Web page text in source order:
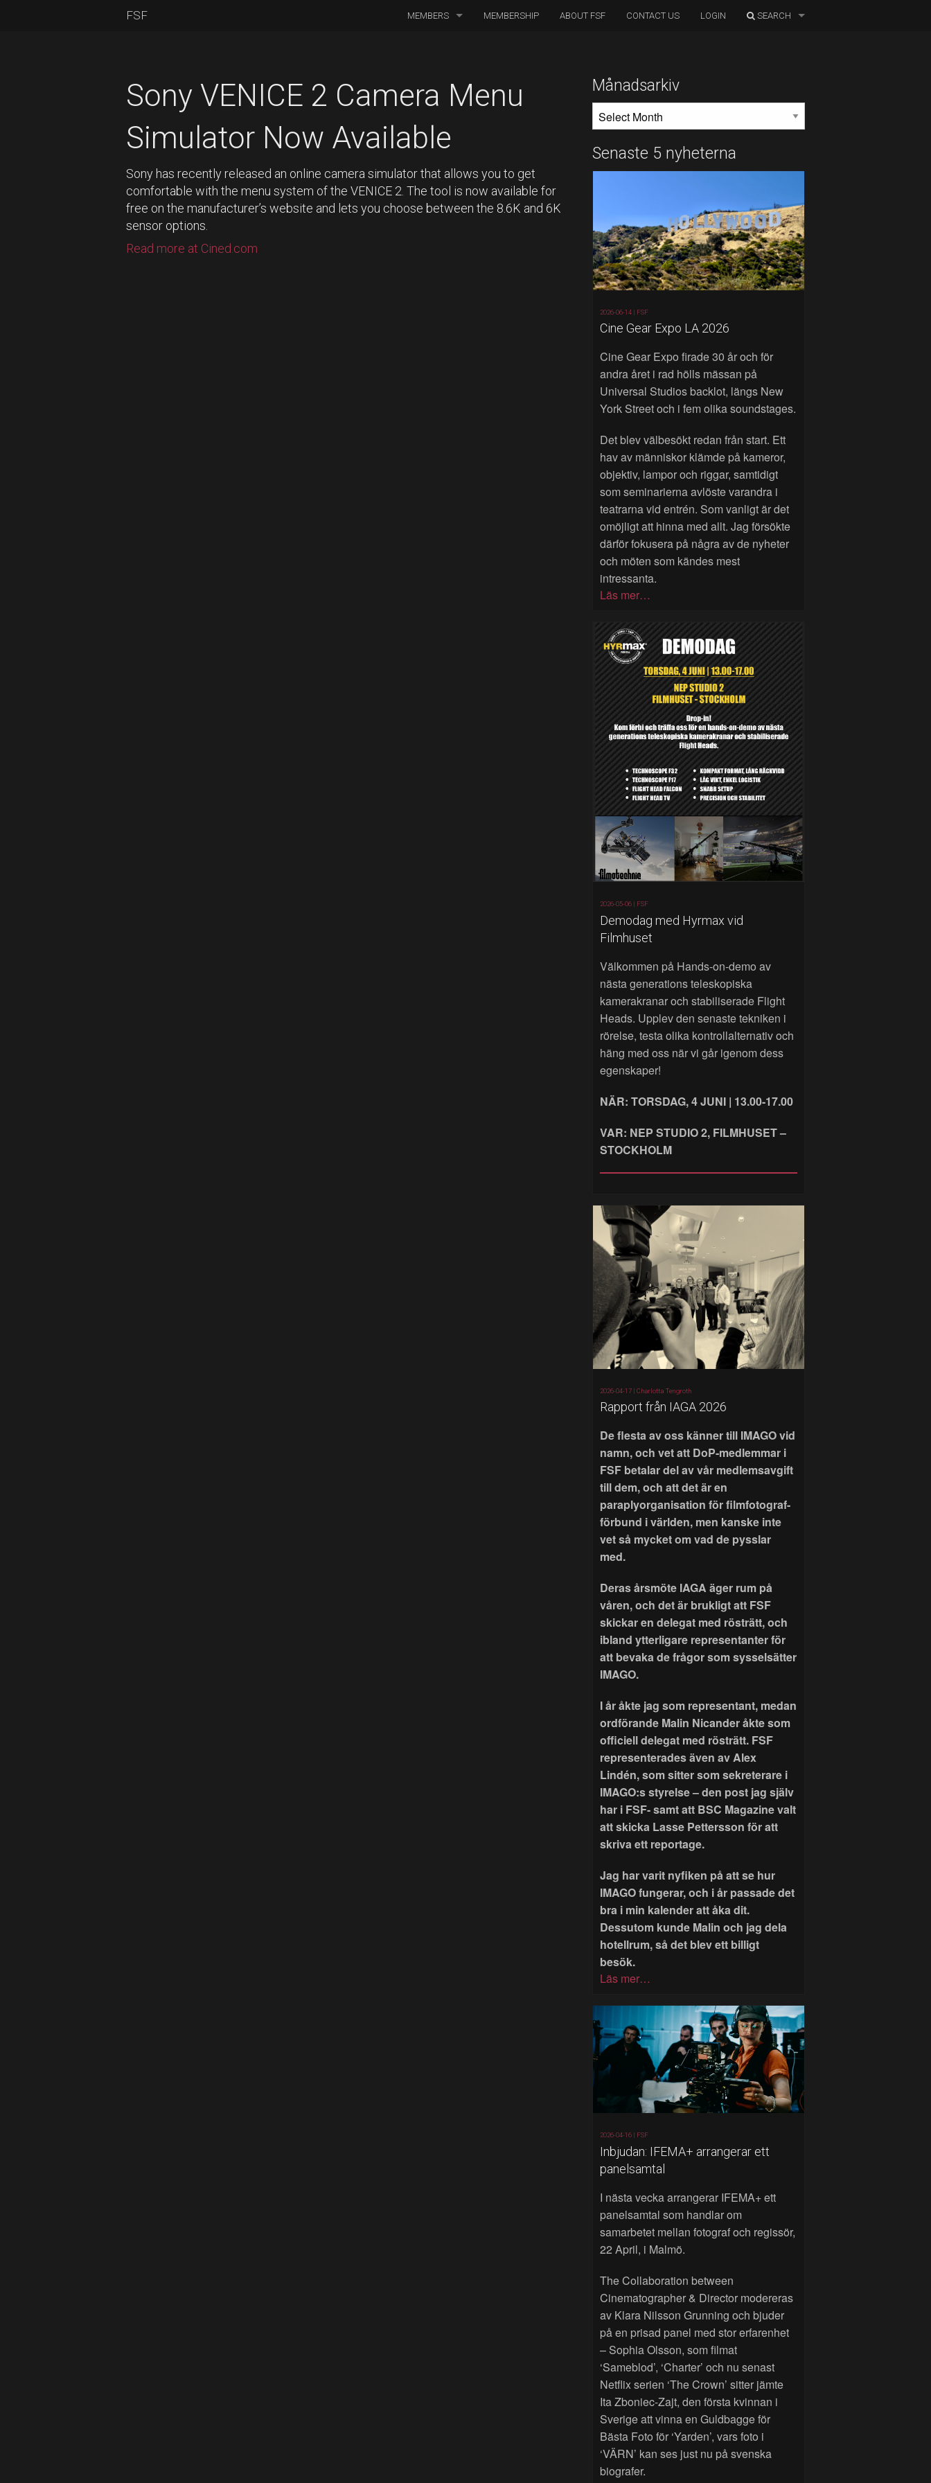
FSF MEMBERS
ASSOCIATED MEMBERS
HONORARY MEMBERS
BOARD MEMBERS
IN MEMORIAM
MEMBERSHIP ABOUT FSF CONTACT US LOGIN SEARCH
Sony VENICE 2 Camera Menu
Simulator Now Available
Sony has recently released an online camera simulator that allows you to get
comfortable with the menu system of the VENICE 2. The tool is now available for
free on the manufacturer’s website and lets you choose between the 8.6K and 6K
sensor options.
Read more at Cined.com
Månadsarkiv
Senaste 5 nyheterna
2026-06-14 | FSF
Cine Gear Expo LA 2026
Cine Gear Expo firade 30 år och för
andra året i rad hölls mässan på
Universal Studios backlot, längs New
York Street och i fem olika soundstages.
Det blev välbesökt redan från start. Ett
hav av människor klämde på kameror,
objektiv, lampor och riggar, samtidigt
som seminarierna avlöste varandra i
teatrarna vid entrén. Som vanligt är det
omöjligt att hinna med allt. Jag försökte
därför fokusera på några av de nyheter
och möten som kändes mest
intressanta.
Läs mer…
2026-05-06 | FSF
Demodag med Hyrmax vid
Filmhuset
Välkommen på Hands‑on‑demo av
nästa generations teleskopiska
kamerakranar och stabiliserade Flight
Heads. Upplev den senaste tekniken i
rörelse, testa olika kontrollalternativ och
häng med oss när vi går igenom dess
egenskaper!
NÄR: TORSDAG, 4 JUNI | 13.00-17.00
VAR: NEP STUDIO 2, FILMHUSET –
STOCKHOLM
2026-04-17 |Charlotta Tengroth
Rapport från IAGA 2026
De flesta av oss känner till IMAGO vid
namn, och vet att DoP-medlemmar i
FSF betalar del av vår medlemsavgift
till dem, och att det är en
paraplyorganisation för filmfotograf-
förbund i världen, men kanske inte
vet så mycket om vad de pysslar
med.
Deras årsmöte IAGA äger rum på
våren, och det är brukligt att FSF
skickar en delegat med rösträtt, och
ibland ytterligare representanter för
att bevaka de frågor som sysselsätter
IMAGO.
I år åkte jag som representant, medan
ordförande Malin Nicander åkte som
officiell delegat med rösträtt. FSF
representerades även av Alex
Lindén, som sitter som sekreterare i
IMAGO:s styrelse – den post jag själv
har i FSF- samt att BSC Magazine valt
att skicka Lasse Pettersson för att
skriva ett reportage.
Jag har varit nyfiken på att se hur
IMAGO fungerar, och i år passade det
bra i min kalender att åka dit.
Dessutom kunde Malin och jag dela
hotellrum, så det blev ett billigt
besök.
Läs mer…
2026-04-16 | FSF
Inbjudan: IFEMA+ arrangerar ett
panelsamtal
I nästa vecka arrangerar IFEMA+ ett
panelsamtal som handlar om
samarbetet mellan fotograf och regissör,
22 April, i Malmö.
The Collaboration between
Cinematographer & Director modereras
av Klara Nilsson Grunning och bjuder
på en prisad panel med stor erfarenhet
– Sophia Olsson, som filmat
‘Sameblod’, ‘Charter’ och nu senast
Netflix serien ‘The Crown’ sitter jämte
Ita Zboniec-Zajt, den första kvinnan i
Sverige att vinna en Guldbagge för
Bästa Foto för ‘Yarden’, vars foto i
‘VÄRN’ kan ses just nu på svenska
biografer.